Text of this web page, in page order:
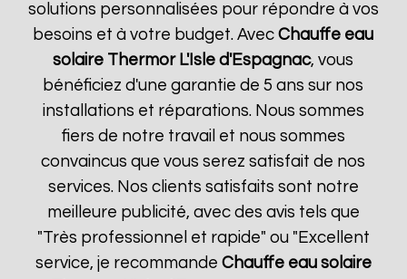
solutions personnalisées pour répondre à vos
besoins et à votre budget. AvecChauffe eau
solaire Thermor L'Isle d'Espagnac, vous
bénéficiez d'une garantie de 5 ans sur nos
installations et réparations. Nous sommes
fiers de notre travail et nous sommes
convaincus que vous serez satisfait de nos
services. Nos clients satisfaits sont notre
meilleure publicité, avec des avis tels que
"Très professionnel et rapide" ou "Excellent
service, je recommande Chauffe eau solaire